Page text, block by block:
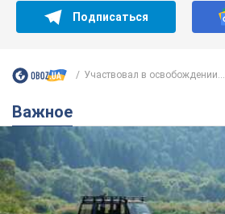
Подписаться
Участвовал в освобождении...
Важное